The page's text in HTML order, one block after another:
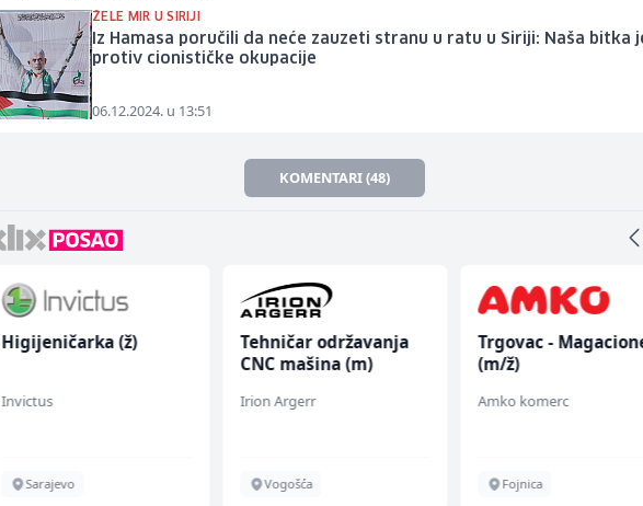
ŽELE MIR U SIRIJI
Iz Hamasa poručili da neće zauzeti stranu u ratu u Siriji: Naša bitka
protiv cionističke okupacije
06.12.2024. u 13:51
KOMENTARI (48)
Higijeničarka (ž)
Invictus
Sarajevo
Tehničar održavanja
CNC mašina (m)
Irion Argerr
Vogošća
Trgovac -
(m/ž)
Amko komerc
Fojnica